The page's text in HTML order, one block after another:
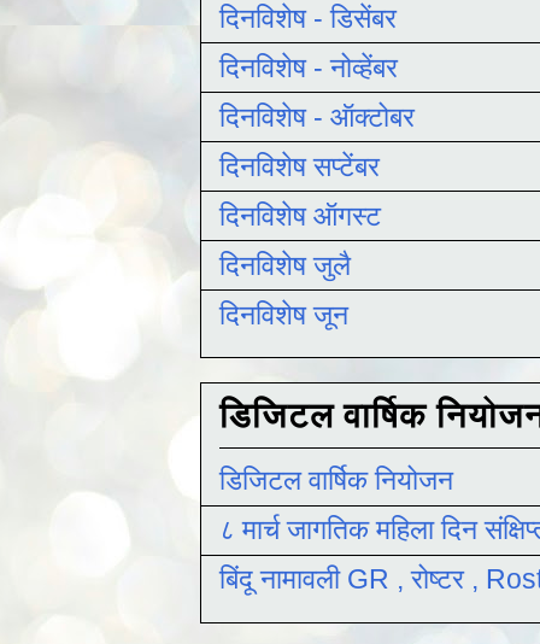
दिनविशेष - डिसेंबर
दिनविशेष - नोव्हेंबर
दिनविशेष - ऑक्टोबर
दिनविशेष सप्टेंबर
दिनविशेष ऑगस्ट
दिनविशेष जुलै
दिनविशेष जून
डिजिटल वार्षिक
डिजिटल वार्षिक नियोजन
८ मार्च जागतिक महिला दिन
बिंदू नामावली GR , रोष्टर ,